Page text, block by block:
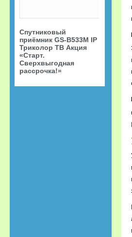
Спутниковый
приёмник GS-B533M IP
Триколор ТВ Акция
«Старт.
Сверхвыгодная
рассрочка!»